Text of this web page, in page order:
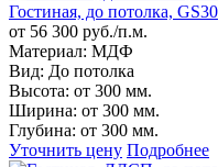
Гостиная, до потолка, GS30
от 56 300 руб./п.м.
Материал: МДФ
Вид: До потолка
Высота: от 300 мм.
Ширина: от 300 мм.
Глубина: от 300 мм.
Уточнить цену Подробнее